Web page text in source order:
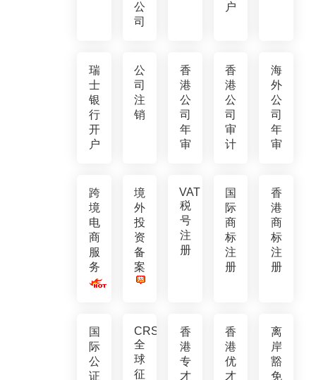
公
司
户
瑞
士
银
行
开
户
公
司
注
销
香
港
公
司
年
审
香
港
公
司
审
计
海
外
公
司
年
审
跨
境
电
商
服
务
境
外
投
资
备
案
VAT
税
号
注
册
国
际
商
标
注
册
香
港
商
标
注
册
国
际
公
证
CRS
全
球
征
香
港
专
才
香
港
优
才
离
岸
豁
免